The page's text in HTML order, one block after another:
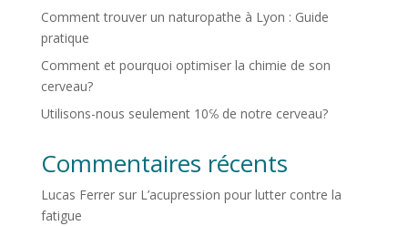
Comment trouver un naturopathe à Lyon : Guide
pratique
Comment et pourquoi optimiser la chimie de son
cerveau?
Utilisons-nous seulement 10℅ de notre cerveau?
Commentaires récents
Lucas Ferrersur L’acupression pour lutter contre la
fatigue